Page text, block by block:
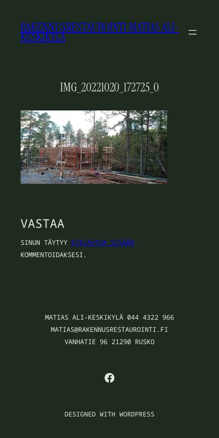
SISÄLTÖÖN
RAKENNUSRESTAUROINTI MATIAS ALI-
KESKIKYLÄ
IMG_20221020_172725_0
VASTAA
SINUN TÄYTYY KIRJAUTUA SISÄÄN
KOMMENTOIDAKSESI.
MATIAS ALI-KESKIKYLÄ 044 4322 966
MATIAS@RAKENNUSRESTAUROINTI.FI
VANHATIE 96 21290 RUSKO
FACEBOOK
DESIGNED WITH WORDPRESS